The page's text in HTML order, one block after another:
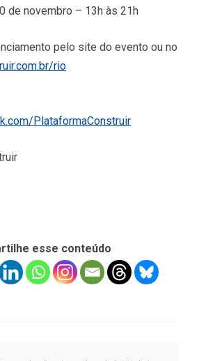
de novembro – 13h às 21h
pelo site do evento ou no
rio
PlataformaConstruir
esse conteúdo